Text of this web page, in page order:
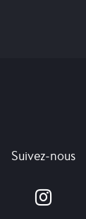
Suivez-nous